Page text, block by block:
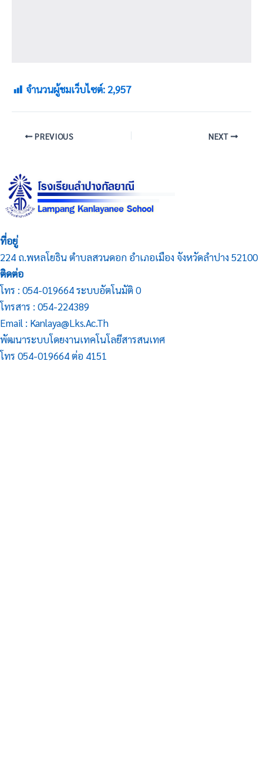
จำนวนผู้ชมเว็บไซต์:2,957
PREVIOUS NEXT
ที่อยู่
224 ถ.พหลโยธิน ตำบลสวนดอก อำเภอเมือง จังหวัดลำปาง 52100
ติดต่อ
โทร : 054-019664 ระบบอัตโนมัติ 0
โทรสาร : 054-224389
Email : Kanlaya@lks.ac.th
พัฒนาระบบโดยงานเทคโนโลยีสารสนเทศ
โทร 054-019664 ต่อ 4151